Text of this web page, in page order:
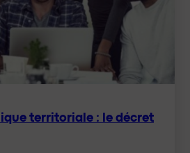
territoriale : le décret